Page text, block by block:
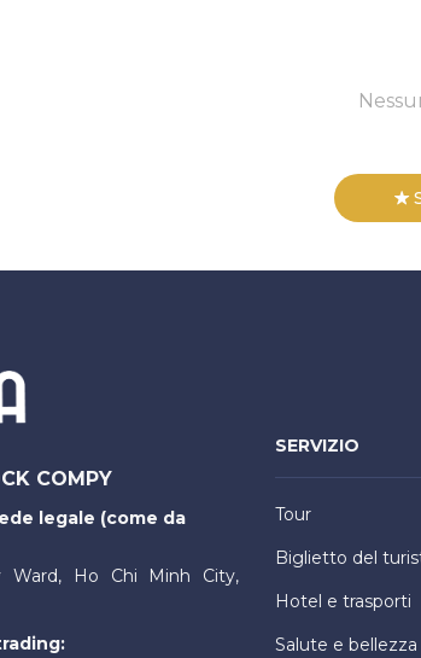
COMPY
legale (come da
Ho Chi Minh City,
SERVIZIO
Tour
Biglietto del
Hotel e trasporti
Salute e bellezza